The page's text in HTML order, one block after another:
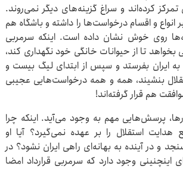
تمرکز کرده‌اند و سراغ گزینه‌های دیگر نمی‌روند.
انواع و اقسام درخواست‌ها را داشته و باشگاه هم
روی خوش نشان داده است. اینکه سرمربی
بخواهد تا از حیوانات خانگی خود نگهداری کند،
به ایران بفرستد و سپس از ابتدای لیگ بیست و
بنشیند، همه و همه درخواست‌هایی عجیبی
هم قرار گرفته‌اند!
پرسش‌هایی مهم به وجود می‌آید. اینکه چرا
هدایت استقلال را بر عهده نمی‌گیرد؟ آیا او
و در آینده به بهانه‌ای راهی ایران نشود؟ در
اینچنینی وجود دارد که سرمربی قرارداد امضا